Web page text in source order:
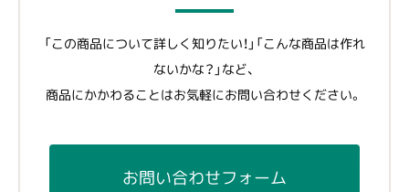
「この商品について詳しく知りたい！」「こんな商品は作れ
ないかな？」など、
商品にかかわることはお気軽にお問い合わせください。
お問い合わせフォーム